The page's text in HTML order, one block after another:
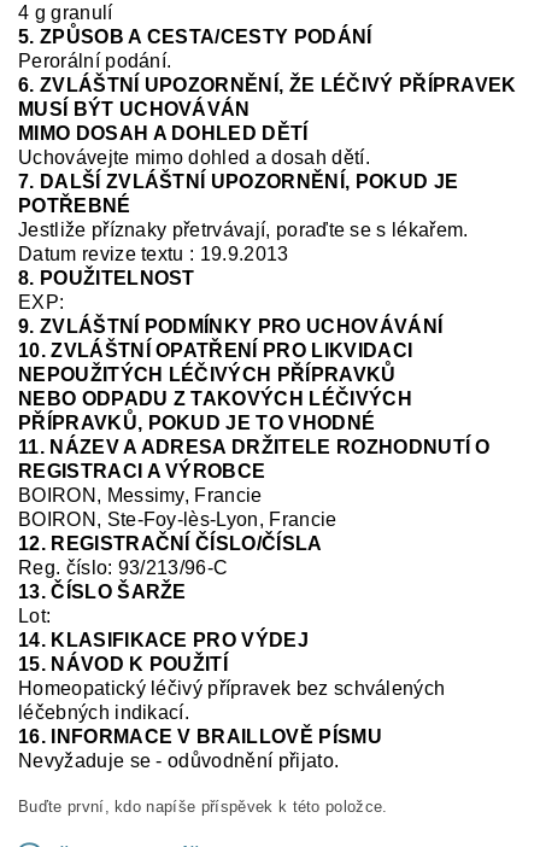
4 g granulí
5. ZPŮSOB A CESTA/CESTY PODÁNÍ
Perorální podání.
6. ZVLÁŠTNÍ UPOZORNĚNÍ, ŽE LÉČIVÝ PŘÍPRAVEK
MUSÍ BÝT UCHOVÁVÁN
MIMO DOSAH A DOHLED DĚTÍ
Uchovávejte mimodohled a dosa h dětí.
7. DALŠÍ ZVLÁŠTNÍ UPOZORNĚNÍ, POKUD JE
POTŘEBNÉ
Jestliže příznaky přetrvávají, poraďte se s lékařem.
Datum revize textu : 19.9.2013
8. POUŽITELNOST
EXP:
9. ZVLÁŠTNÍ PODMÍNKY PRO UCHOVÁVÁNÍ
10. ZVLÁŠTNÍ OPATŘENÍ PRO LIKVIDACI
NEPOUŽITÝCH LÉČIVÝCH PŘÍPRAVKŮ
NEBO ODPADU Z TAKOVÝCH LÉČIVÝCH
PŘÍPRAVKŮ, POKUD JE TO VHODNÉ
11. NÁZEV A ADRESA DRŽITELE ROZHODNUTÍ O
REGISTRACI A VÝROBCE
BOIRON, Messimy, Francie
BOIRON, Ste-Foy- lès-Lyon, Francie
12. REGISTRAČNÍ ČÍSLO/ČÍSLA
Reg. číslo: 93/213/96-C
13. ČÍSLO ŠARŽE
Lot:
14. KLASIFIKACE PRO VÝDEJ
15. NÁVOD K POUŽITÍ
Homeopatický léčivý přípravek bez schválených
léčebných indikací.
16. INFORMACE V BRAILLOVĚ PÍSMU
Nevyžaduje se-odůvodnění přijato.
Buďte první, kdo napíše příspěvek k této položce.